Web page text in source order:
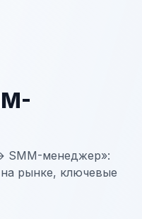
SMM-менеджер»:
рынке, ключевые